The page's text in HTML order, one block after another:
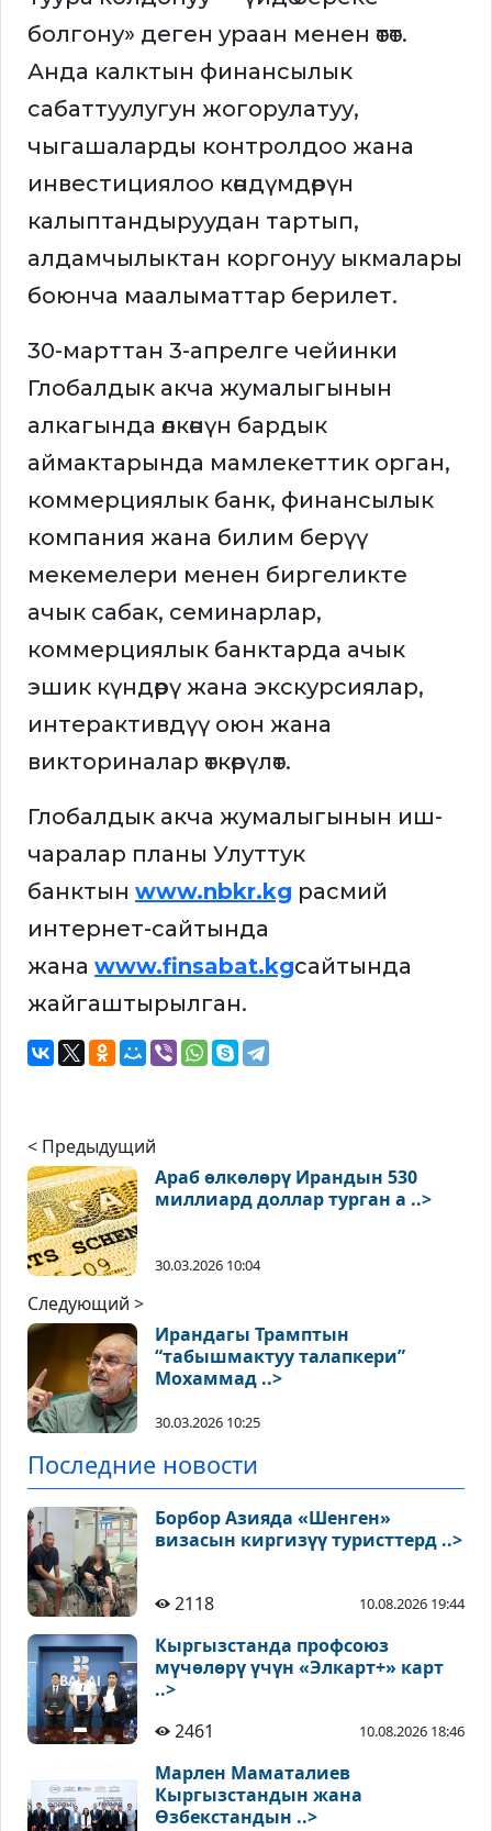
болгону» деген ураан менен өтөт.
Анда калктын финансылык
сабаттуулугун жогорулатуу,
чыгашаларды контролдоо жана
инвестициялоо көндүмдөрүн
калыптандыруудан тартып,
алдамчылыктан коргонуу ыкмалары
боюнча маалыматтар берилет.
30-марттан 3-апрелге чейинки
Глобалдык акча жумалыгынын
алкагында өлкөнүн бардык
аймактарында мамлекеттик орган,
коммерциялык банк, финансылык
компания жана билим берүү
мекемелери менен биргеликте
ачык сабак, семинарлар,
коммерциялык банктарда ачык
эшик күндөрү жана экскурсиялар,
интерактивдүү оюн жана
викториналар өткөрүлөт.
Глобалдык акча жумалыгынын иш-
чаралар планы Улуттук
банктын www.nbkr.kg расмий
интернет-сайтында
жана www.finsabat.kgсайтында
жайгаштырылган.
< Предыдущий
Араб өлкөлөрү Ирандын 530
миллиард доллар турган а ..>
30.03.2026 10:04
Следующий >
Ирандагы Трамптын
“табышмактуу талапкери”
Мохаммад ..>
30.03.2026 10:25
Последние новости
Борбор Азияда «Шенген»
визасын киргизүү туристтерд ..>
2118 10.08.2026 19:44
Кыргызстанда профсоюз
мүчөлөрү үчүн «Элкарт+» карт
..>
2461
10.08.2026 18:46
Марлен Маматалиев
Кыргызстандын жана
Өзбекстандын ..>